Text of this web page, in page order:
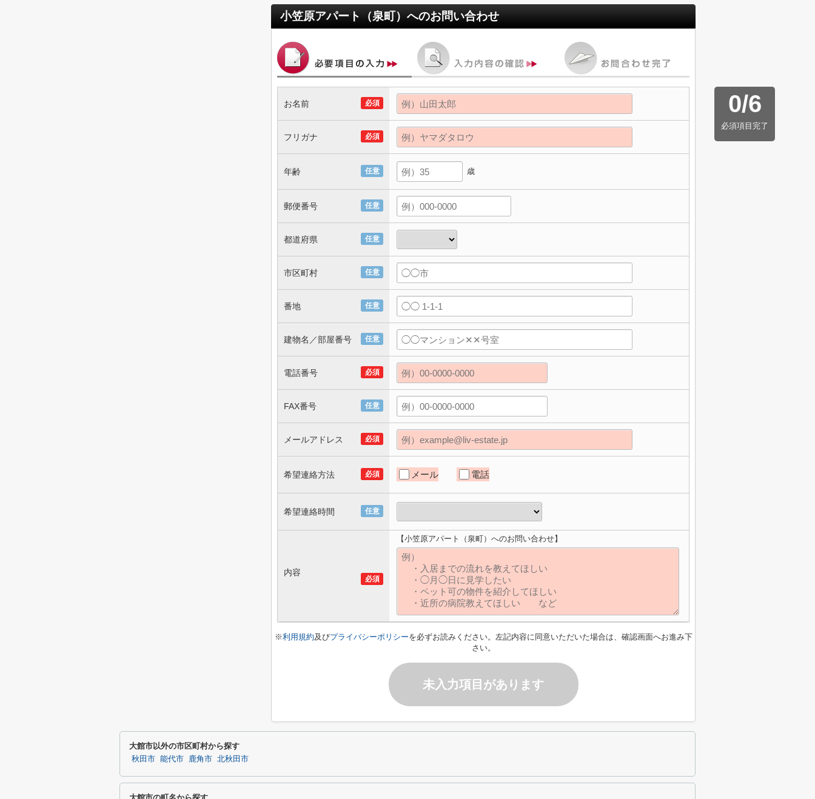
小笠原アパート（泉町） へのお問い合わせ
0/6
必須項目完了
必須
お名前
必須
フリガナ
任意
年齢 歳
任意
郵便番号
任意
都道府県
任意
市区町村
任意
番地
任意
建物名／部屋番号
必須
電話番号
任意
FAX番号
必須
メールアドレス
必須
希望連絡方法 メール 電話
任意
希望連絡時間
必須
内容
【小笠原アパート（泉町）へのお問い合わせ】
※利用規約及びプライバシーポリシーを必ずお読みください。左記内容に同意いただいた場合は、確認画面へお進み下
さい。
未入力項目があります
大館市以外の市区町村から探す
秋田市 能代市 鹿角市 北秋田市